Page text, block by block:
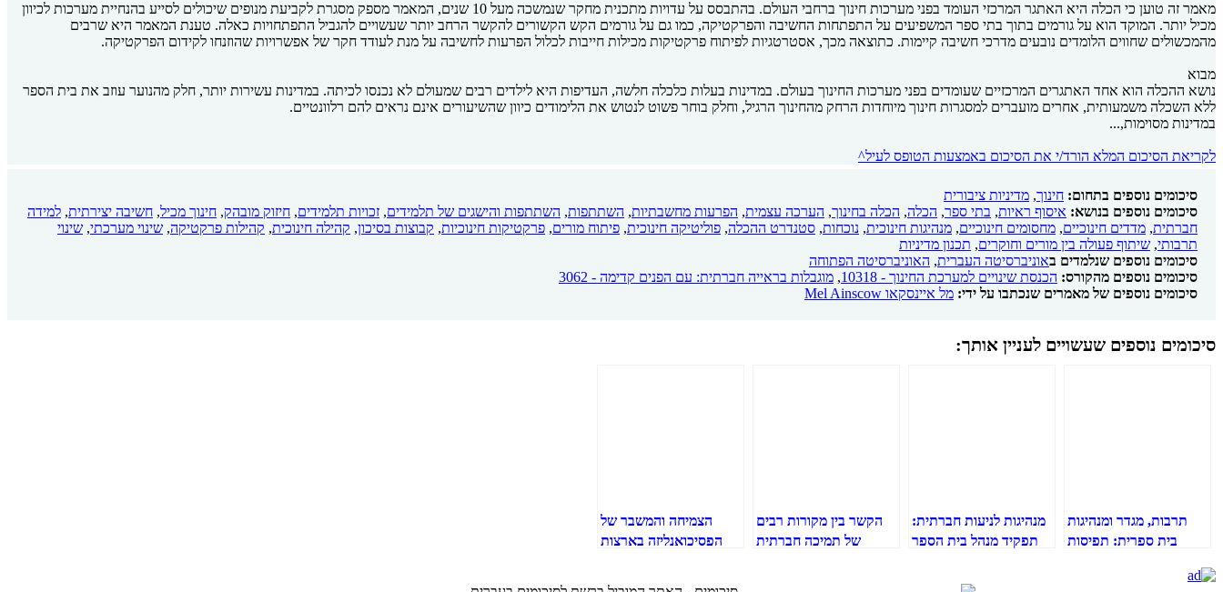
מאמר זה טוען כי הכלה היא האתגר המרכזי העומד בפני מערכות חינוך ברחבי העולם. בהתבסס על עדויות מתכנית מחקר שנמשכה מעל 10 שנים, המאמר מספק מסגרת לקביעת מנופים שיכולים לסייע בהנחיית מערכות לכיוון
מכיל יותר. המוקד הוא על גורמים בתוך בתי ספר המשפיעים על התפתחות החשיבה והפרקטיקה, כמו גם על גורמים הקש הקשורים להקשר הרחב יותר שעשויים להגביל התפתחויות כאלה. טענת המאמר היא שרבים
מהמכשולים שחווים הלומדים נובעים מדרכי חשיבה קיימות. כתוצאה מכך, אסטרטגיות לפיתוח פרקטיקות מכילות חייבות לכלול הפרעות לחשיבה על מנת לעודד חקר של אפשרויות שהוזנחו לקידום הפרקטיקה.
מבוא
נושא ההכלה הוא אחד האתגרים המרכזיים שעומדים בפני מערכות החינוך בעולם. במדינות בעלות כלכלה חלשה, העדיפות היא לילדים רבים שמעולם לא נכנסו לכיתה. במדינות עשירות יותר, חלק מהנוער עוזב את בית הספר
ללא השכלה משמעותית, אחרים מועברים למסגרות חינוך מיוחדות הרחק מהחינוך הרגיל, וחלק בוחר פשוט לנטוש את הלימודים כיוון שהשיעורים אינם נראים להם רלוונטיים.
במדינות מסוימות,...
לקריאת הסיכום המלא הורד/י את הסיכום באמצעות הטופס לעיל^
סיכומים נוספים בתחום: חינוך, מדיניות ציבורית
סיכומים נוספים בנושא: איסוף ראיות, בתי ספר, הכלה, הכלה בחינוך, הערכה עצמית, הפרעות מחשבתיות, השתתפות, השתתפות והישגים של תלמידים, זכויות תלמידים, חיזוק מובהק, חינוך מכיל, חשיבה יצירתית, למידה
חברתית, מדדים חינוכיים, מחסומים חינוכיים, מנהיגות חינוכית, נוכחות, סטנדרט ההכלה, פוליטיקה חינוכית, פיתוח מורים, פרקטיקות חינוכיות, קבוצות בסיכון, קהילה חינוכית, קהילות פרקטיקה, שינוי מערכתי, שינוי
תרבותי, שיתוף פעולה בין מורים וחוקרים, תכנון מדיניות
סיכומים נוספים שנלמדים באוניברסיטה העברית, האוניברסיטה הפתוחה
סיכומים נוספים מהקורס: הכנסת שינויים למערכת החינוך - 10318 , מוגבלות בראייה חברתית: עם הפנים קדימה - 3062
סיכומים נוספים של מאמרים שנכתבו על ידי: מל איינסקאו Mel Ainscow
סיכומים נוספים שעשויים לעניין אותך:
תרבות, מגדר ומנהיגות
בית ספרית: תפיסות
מנהיגות לניעות חברתית:
תפקיד מנהל בית הספר
החברתית של התלמידים
הקשר בין מקורות רבים
של תמיכה חברתית
הצמיחה והמשבר של
הפסיכואנליזה בארצות